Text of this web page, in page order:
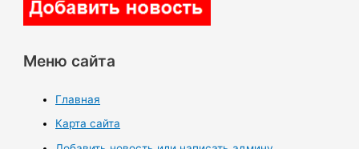
Меню сайта
Главная
Карта сайта